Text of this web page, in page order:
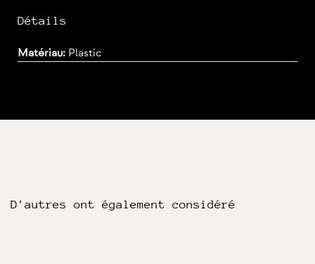
Détails
Matériau: Plastic
D'autres ont également considéré